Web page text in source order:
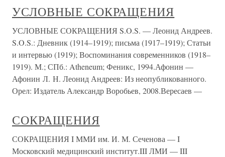
УСЛОВНЫЕ СОКРАЩЕНИЯ
УСЛОВНЫЕ СОКРАЩЕНИЯ S.O.S. — Леонид Андреев.
S.O.S.: Дневник (1914–1919); письма (1917–1919); Статьи
и интервью (1919); Воспоминания современников (1918–
1919). М.; СПб.: Atheneum; Феникс, 1994.Афонин —
Афонин Л. Н. Леонид Андреев: Из неопубликованного.
Орел: Издатель Александр Воробьев, 2008.Вересаев —
СОКРАЩЕНИЯ
СОКРАЩЕНИЯ I ММИ им. И. М. Сеченова — I
Московский медицинский институт.III ЛМИ — III